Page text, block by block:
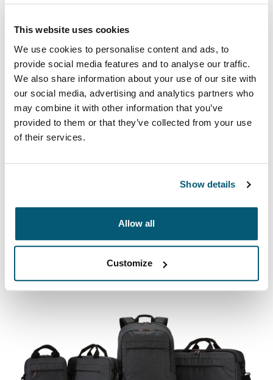
This website uses cookies
We use cookies to personalise content and ads, to
provide social media features and to analyse our traffic.
We also share information about your use of our site with
our social media, advertising and analytics partners who
may combine it with other information that you’ve
provided to them or that they’ve collected from your use
of their services.
Show details
Allow all
Customize
ソコンをしっかり守り、毎日の必需品をすっきり持ち運
コレクションを見る新しいタブで開きます